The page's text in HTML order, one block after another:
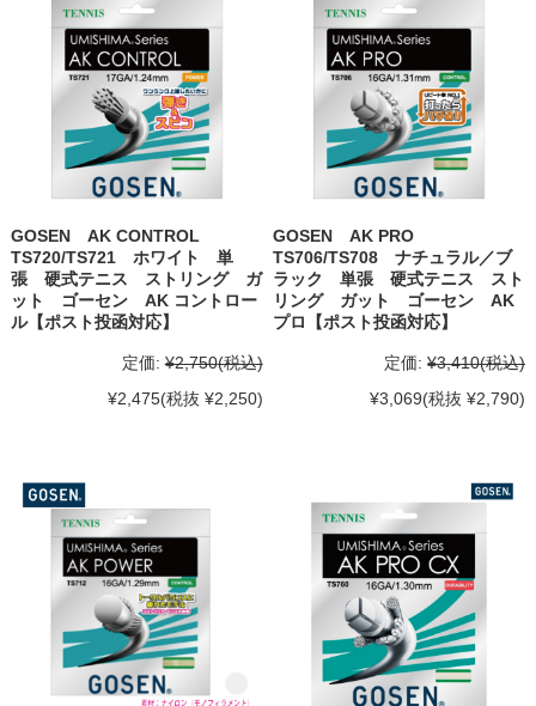
GOSEN AK CONTROL
TS720/TS721 ホワイト 単
張 硬式テニス ストリング ガ
ット ゴーセン AK コントロー
ル【ポスト投函対応】
定価: ¥2,750(税込)
¥2,475(税抜 ¥2,250)
GOSEN AK PRO
TS706/TS708 ナチュラル／ブ
ラック 単張 硬式テニス スト
リング ガット ゴーセン AK
プロ【ポスト投函対応】
定価: ¥3,410(税込)
¥3,069(税抜 ¥2,790)